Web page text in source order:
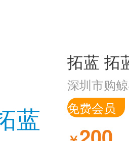
拓蓝 拓
深圳市购
免费会员